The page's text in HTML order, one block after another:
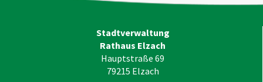
Stadtverwaltung
Rathaus Elzach
Hauptstraße 69
79215 Elzach